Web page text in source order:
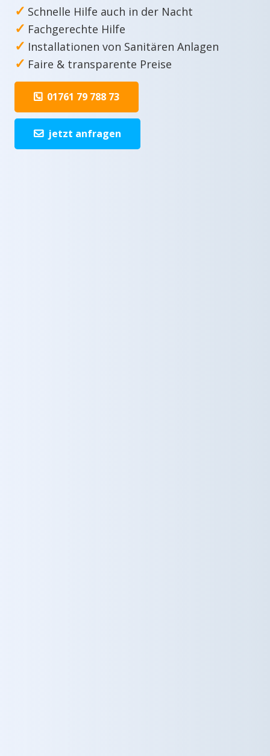
✓ Schnelle Hilfe auch in der Nacht
✓ Fachgerechte Hilfe
✓ Installationen von Sanitären Anlagen
✓ Faire & transparente Preise
01761 79 788 73
jetzt anfragen